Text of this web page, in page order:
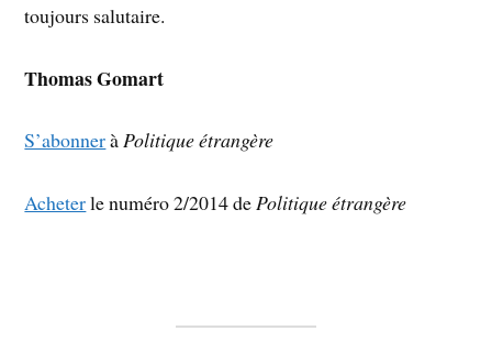
toujours salutaire.
Thomas Gomart
S’abonneràPolitique étrangère
Acheterle numéro 2/2014 dePolitique étrangère